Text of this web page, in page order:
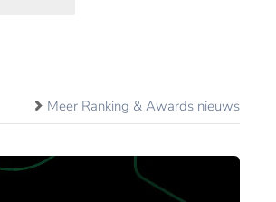
Meer Ranking & Awards nieuws